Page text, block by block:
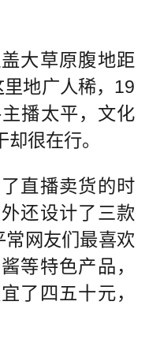
大草原腹地距
地广人稀，19
播太平，文化
很在行。
直播卖货的时
还设计了三款
常网友们最喜欢
等特色产品，
了四五十元，